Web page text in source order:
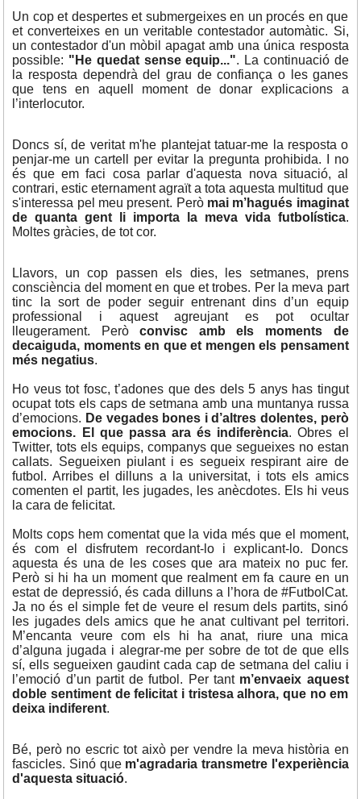
Un cop et despertes et submergeixes en un procés en que
et converteixes en un veritable contestador automàtic. Si,
un contestador d'un mòbil apagat amb una única resposta
possible: "He quedat sense equip...". La continuació de
la resposta dependrà del grau de confiança o les ganes
que tens en aquell moment de donar explicacions a
l’interlocutor.
Doncs sí, de veritat m'he plantejat tatuar-me la resposta o
penjar-me un cartell per evitar la pregunta prohibida. I no
és que em faci cosa parlar d'aquesta nova situació, al
contrari, estic eternament agraït a tota aquesta multitud que
s'interessa pel meu present. Però mai m’hagués imaginat
de quanta gent li importa la meva vida futbolística.
Moltes gràcies, de tot cor.
Llavors, un cop passen els dies, les setmanes, prens
consciència del moment en que et trobes. Per la meva part
tinc la sort de poder seguir entrenant dins d’un equip
professional i aquest agreujant es pot ocultar
lleugerament. Peròconvisc amb els moments de
decaiguda, moments en que et mengen els pensament
més negatius.
Ho veus tot fosc, t’adones que des dels 5 anys has tingut
ocupat tots els caps de setmana amb una muntanya russa
d’emocions. De vegades bones i d’altres dolentes, però
emocions. El que passa ara és indiferència. Obres el
Twitter, tots els equips, companys que segueixes no estan
callats. Segueixen piulant i es segueix respirant aire de
futbol. Arribes el dilluns a la universitat, i tots els amics
comenten el partit, les jugades, les anècdotes. Els hi veus
la cara de felicitat.
Molts cops hem comentat que la vida més que el moment,
és com el disfrutem recordant-lo i explicant-lo. Doncs
aquesta és una de les coses que ara mateix no puc fer.
Però si hi ha un moment que realment em fa caure en un
estat de depressió, és cada dilluns a l’hora de #FutbolCat.
Ja no és el simple fet de veure el resum dels partits, sinó
les jugades dels amics que he anat cultivant pel territori.
M’encanta veure com els hi ha anat, riure una mica
d’alguna jugada i alegrar-me per sobre de tot de que ells
sí, ells segueixen gaudint cada cap de setmana del caliu i
l’emoció d’un partit de futbol. Per tant m’envaeix aquest
doble sentiment de felicitat i tristesa alhora, que no em
deixa indiferent.
Bé, però no escric tot això per vendre la meva història en
fascicles. Sinó que m'agradaria transmetre l'experiència
d'aquesta situació.